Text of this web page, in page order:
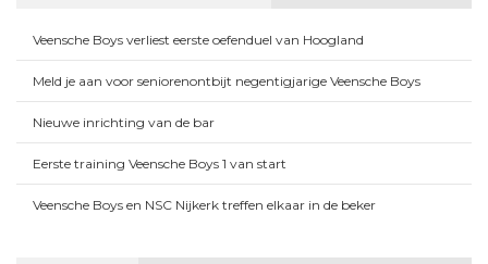
Veensche Boys verliest eerste oefenduel van Hoogland
Meld je aan voor seniorenontbijt negentigjarige Veensche Boys
Nieuwe inrichting van de bar
Eerste training Veensche Boys 1 van start
Veensche Boys en NSC Nijkerk treffen elkaar in de beker